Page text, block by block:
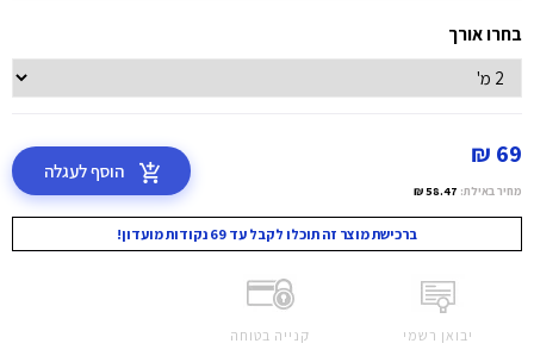
בחרו אורך
69 ₪
מחיר באילת: 58.47 ₪
הוסף לעגלה
ברכישת מוצר זה תוכלו לקבל עד 69 נקודות מועדון!
יבואן רשמי קנייה בטוחה